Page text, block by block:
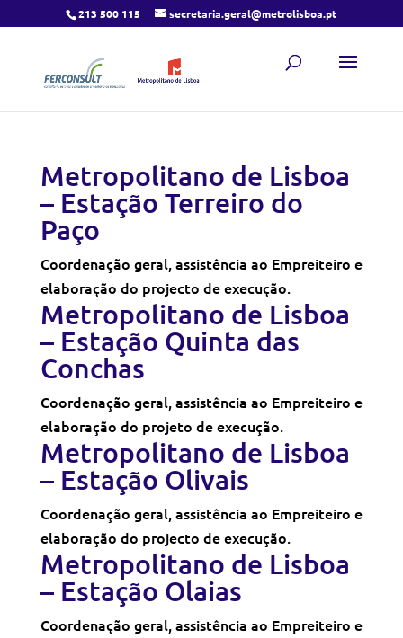
213 500 115 secretaria.geral@metrolisboa.pt
Metropolitano de Lisboa
– Estação Terreiro do
Paço
Coordenação geral, assistência ao Empreiteiro e
elaboração do projecto de execução.
Metropolitano de Lisboa
– Estação Quinta das
Conchas
Coordenação geral, assistência ao Empreiteiro e
elaboração do projeto de execução.
Metropolitano de Lisboa
– Estação Olivais
Coordenação geral, assistência ao Empreiteiro e
elaboração do projecto de execução.
Metropolitano de Lisboa
– Estação Olaias
Coordenação geral, assistência ao Empreiteiro e